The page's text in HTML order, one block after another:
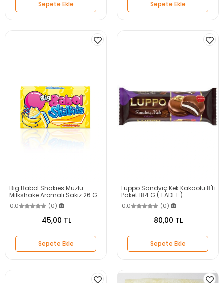
Sepete Ekle Sepete Ekle
Big Babol Shakies Muzlu
Milkshake Aromalı Sakız 26 G
0.0 (0)
45,00 TL
Sepete Ekle
Luppo Sandviç Kek Kakaolu 8'Li
Paket 184 G ( 1 ADET )
0.0 (0)
80,00 TL
Sepete Ekle